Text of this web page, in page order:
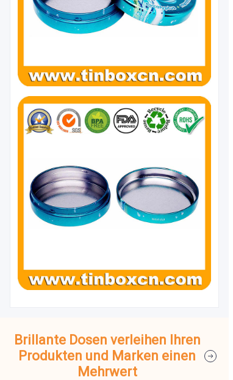
Brillante Dosen verleihen Ihren
Produkten und Marken einen
Mehrwert